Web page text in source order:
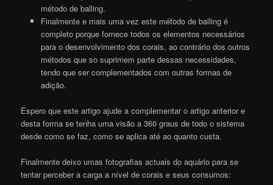
método de balling.
Finalmente e mais uma vez este método de balling é
completo porque fornece todos os elementos necessários
para o desenvolvimento dos corais, ao contrário dos outros
métodos que so suprimem parte dessas necessidades,
tendo que ser complementados com outras formas de
adição.
Espero que este artigo ajude a complementar o artigo anterior e
desta forma se tenha uma visão a 360 graus de todo o sistema
desde como se faz, como se aplica até ao quanto custa.
Finalmente deixo umas fotografias actuais do aquário para se
tentar perceber a carga a nível de corais e seus consumos: